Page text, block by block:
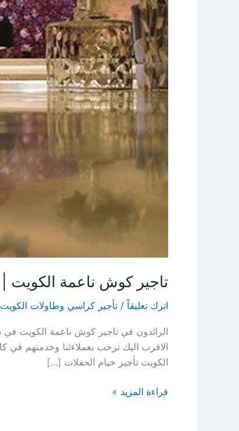
تاجير كوش ناعمة الكويت |
اترك تعليقاً / تأجير كراسي وطاولات الكويت | 55929221 | النوبي
الرائدون في تاجير كوش ناعمة الكويت في
الاقرب اليك نرحب بعملاءئنا وخدمتهم في
الكويت تأجير خيام الحفلات […]
قراءة المزيد »